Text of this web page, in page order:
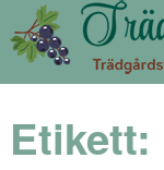
Etikett: